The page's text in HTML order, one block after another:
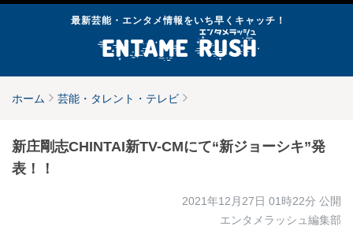
最新芸能・エンタメ情報をいち早くキャッチ！
ホーム 芸能・タレント・テレビ
新庄剛志CHINTAI新TV-CMにて“新ジョーシキ”発
表！！
2021年12月27日 01時22分 公開
エンタメラッシュ編集部